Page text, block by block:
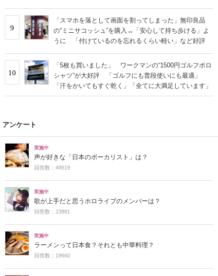
9
「スマホを落として画面を割ってしまった」無印良品
の“ミニサコッシュ”を購入→「安心して持ち歩ける」よ
うに 「付けているのを忘れるくらい軽い」など好評
10
「5枚も買いました」 ワークマンの“1500円ゴルフポロ
シャツ”が大好評 「ゴルフにも普段使いにも最適」
「汗をかいてもすぐ乾く」「全てに大満足しています」
アンケート
実施中
声が好きな「日本のボーカリスト」は？
回答数：49519
実施中
歌が上手だと思うホロライブのメンバーは？
回答数：23881
実施中
ラーメンって日本食？それとも中華料理？
回答数：19660